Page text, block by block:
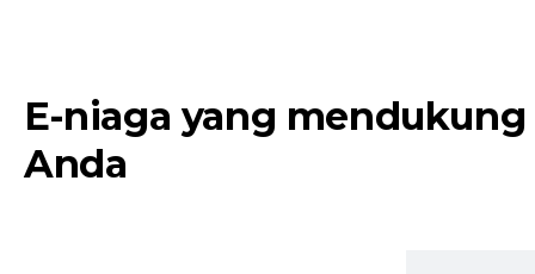
E-niaga yang mendukung
Anda